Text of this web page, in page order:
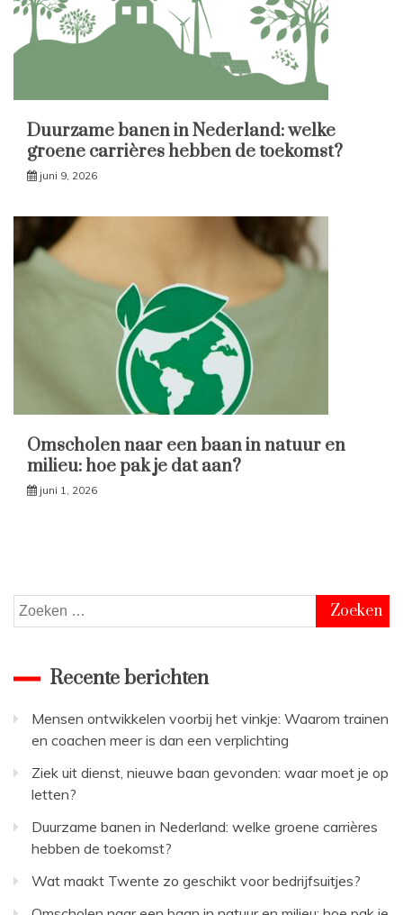
Duurzame banen in Nederland: welke
groene carrières hebben de toekomst?
juni 9, 2026
Omscholen naar een baan in natuur en
milieu: hoe pak je dat aan?
juni 1, 2026
Zoeken
naar:
Recente berichten
Mensen ontwikkelen voorbij het vinkje: Waarom trainen
en coachen meer is dan een verplichting
Ziek uit dienst, nieuwe baan gevonden: waar moet je op
letten?
Duurzame banen in Nederland: welke groene carrières
hebben de toekomst?
Wat maakt Twente zo geschikt voor bedrijfsuitjes?